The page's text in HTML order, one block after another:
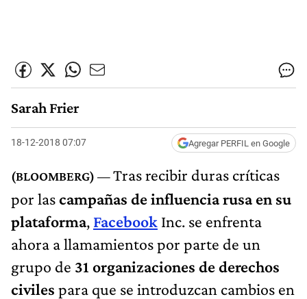
Sarah Frier
18-12-2018 07:07 Agregar PERFIL en Google
Tras recibir duras críticas
por lascampañas de influencia rusa en su
plataforma, Facebook Inc. se enfrenta
ahora a llamamientos por parte de un
grupo de 31 organizaciones de derechos
civiles para que se introduzcan cambios en